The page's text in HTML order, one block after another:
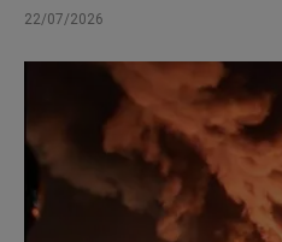
22/07/2026